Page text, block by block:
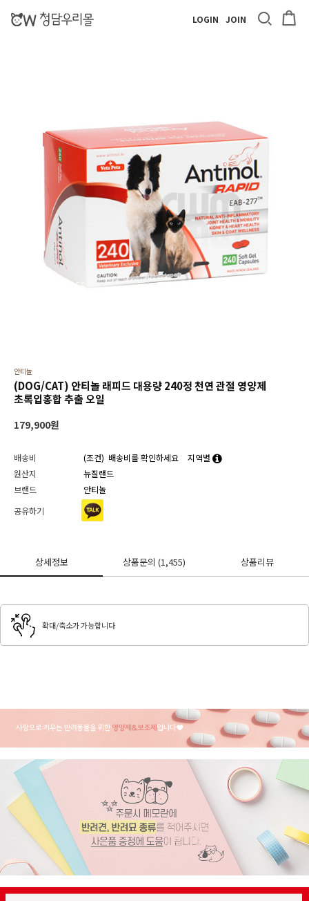
LOGIN JOIN
안티놀
(DOG/CAT) 안티놀 래피드 대용량 240정 천연 관절 영양제
초록입홍합 추출 오일
179,900원
배송비 (조건) 배송비를 확인하세요
지역별
원산지
뉴질랜드
브랜드
안티놀
공유하기
상세정보 상품문의(1,455) 상품리뷰
확대/축소가 가능합니다